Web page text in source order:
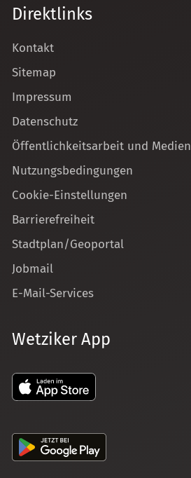
Direktlinks
Kontakt
Sitemap
Impressum
Datenschutz
Öffentlichkeitsarbeit und Medien
Nutzungsbedingungen
Cookie-Einstellungen
Barrierefreiheit
Stadtplan/Geoportal
Jobmail
E-Mail-Services
Wetziker App